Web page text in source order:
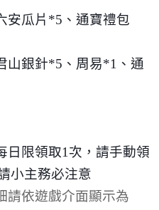
安瓜片 *5 、通寶禮包
山銀針*5 、周易*1 、通
日限領取1次，請手動領
小主務必注意
請依遊戲介面顯示為